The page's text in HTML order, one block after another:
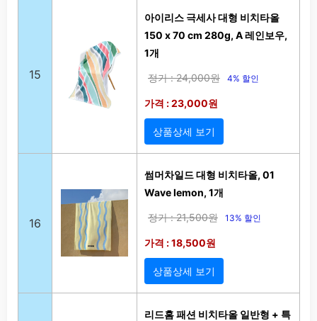
15
아이리스 극세사 대형 비치타올
150 x 70 cm 280g, A 레인보우,
1개
정가 : 24,000원 4% 할인
가격 : 23,000원
상품상세 보기
16
썸머차일드 대형 비치타올, 01
Wave lemon, 1개
정가 : 21,500원 13% 할인
가격 : 18,500원
상품상세 보기
리드홈 패션 비치타올 일반형 + 특